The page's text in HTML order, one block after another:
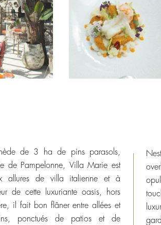
de 3 ha de pins parasols,
de Pampelonne, Villa Marie est
allures de villa italienne et à
de cette luxuriante oasis, hors
il fait bon flâner entre allées et
ponctués de patios et de